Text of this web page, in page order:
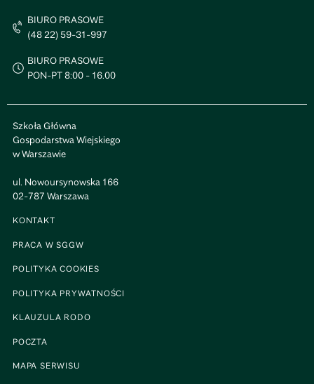
BIURO PRASOWE
(48 22) 59-31-997
BIURO PRASOWE
PON-PT 8:00 - 16.00
Szkoła Główna
Gospodarstwa Wiejskiego
w Warszawie
ul. Nowoursynowska 166
02-787 Warszawa
KONTAKT
PRACA W SGGW
POLITYKA COOKIES
POLITYKA PRYWATNOŚCI
KLAUZULA RODO
POCZTA
MAPA SERWISU